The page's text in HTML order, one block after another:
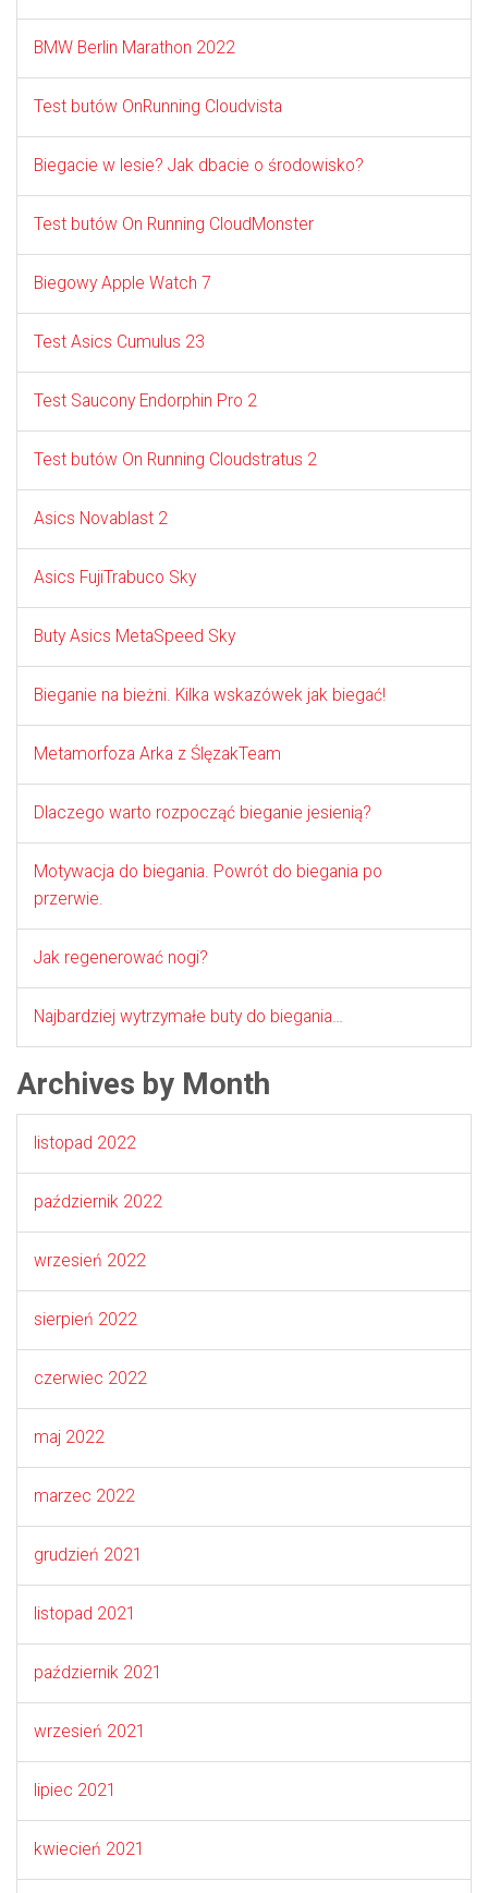
BMW Berlin Marathon 2022
Test butów OnRunning Cloudvista
Biegacie w lesie? Jak dbacie o środowisko?
Test butów On Running CloudMonster
Biegowy Apple Watch 7
Test Asics Cumulus 23
Test Saucony Endorphin Pro 2
Test butów On Running Cloudstratus 2
Asics Novablast 2
Asics FujiTrabuco Sky
Buty Asics MetaSpeed Sky
Bieganie na bieżni. Kilka wskazówek jak biegać!
Metamorfoza Arka z ŚlęzakTeam
Dlaczego warto rozpocząć bieganie jesienią?
Motywacja do biegania. Powrót do biegania po
przerwie.
Jak regenerować nogi?
Najbardziej wytrzymałe buty do biegania…
Archives by Month
listopad 2022
październik 2022
wrzesień 2022
sierpień 2022
czerwiec 2022
maj 2022
marzec 2022
grudzień 2021
listopad 2021
październik 2021
wrzesień 2021
lipiec 2021
kwiecień 2021